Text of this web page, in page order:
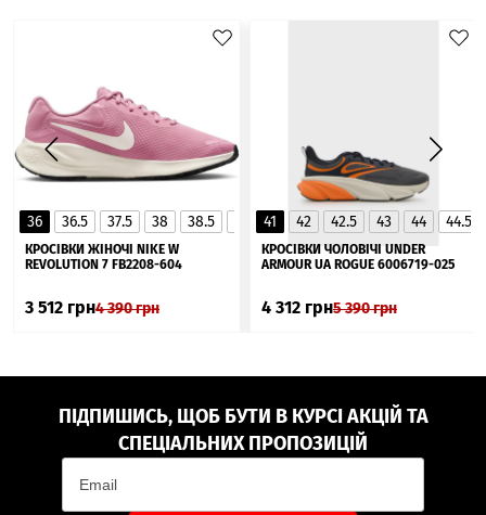
36 36.5 37.5 38 38.5 40 40.5
41
▲
КРОСІВКИ ЖІНОЧІ NIKE W
REVOLUTION 7 FB2208-604
3 512 грн4 390грн
41 42 42.5 43 44 44.5
КРОСІВКИ ЧОЛОВІЧІ UNDER
ARMOUR UA ROGUE 6006719-025
4 312 грн5 390грн
ПІДПИШИСЬ, ЩОБ БУТИ В КУРСІ АКЦІЙ ТА
СПЕЦІАЛЬНИХ ПРОПОЗИЦІЙ